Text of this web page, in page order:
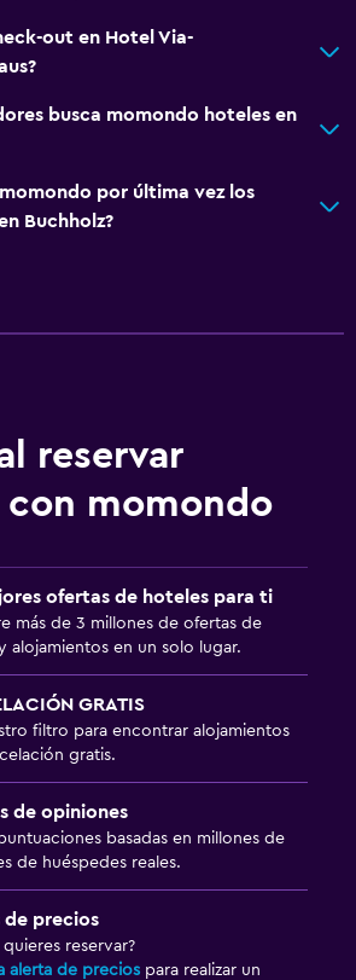
out en Hotel Via-
busca momondo hoteles en
por última vez los
Buchholz?
reservar
con momondo
ofertas de hoteles para ti
más de 3 millones de ofertas de
alojamientos en un solo lugar.
GRATIS
filtro para encontrar alojamientos
gratis.
de opiniones
basadas en millones de
de huéspedes reales.
de precios
quieres reservar?
alerta de precios para realizar un